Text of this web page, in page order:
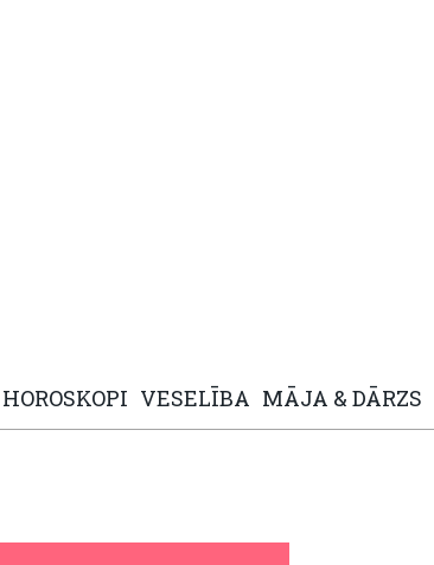
HOROSKOPI VESELĪBA MĀJA & DĀRZS